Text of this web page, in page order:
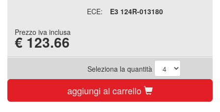
ECE:
E3 124R-013180
Prezzo iva inclusa
€ 123.66
Seleziona la quantità
aggiungi al carrello